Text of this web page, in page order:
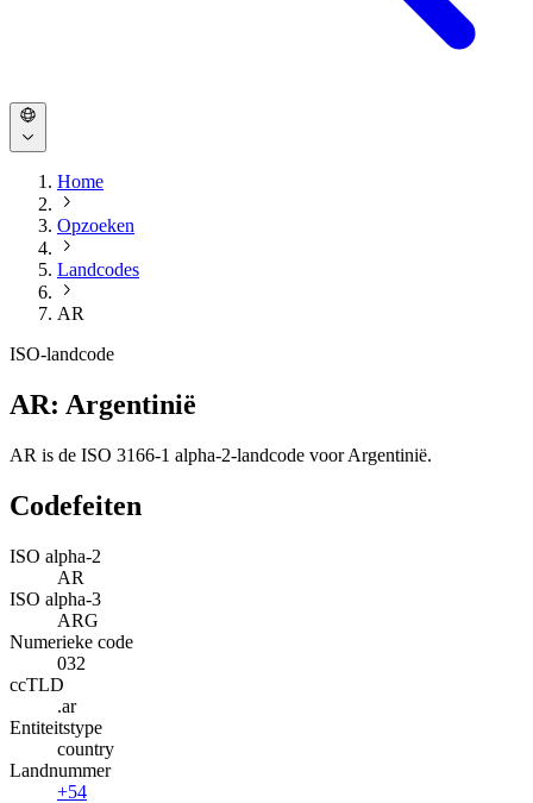
Home
Opzoeken
Landcodes
AR
ISO-landcode
AR: Argentinië
AR is de ISO 3166-1 alpha-2-landcode voor Argentinië.
Codefeiten
ISO alpha-2
AR
ISO alpha-3
ARG
Numerieke code
032
ccTLD
.ar
Entiteitstype
country
Landnummer
+54